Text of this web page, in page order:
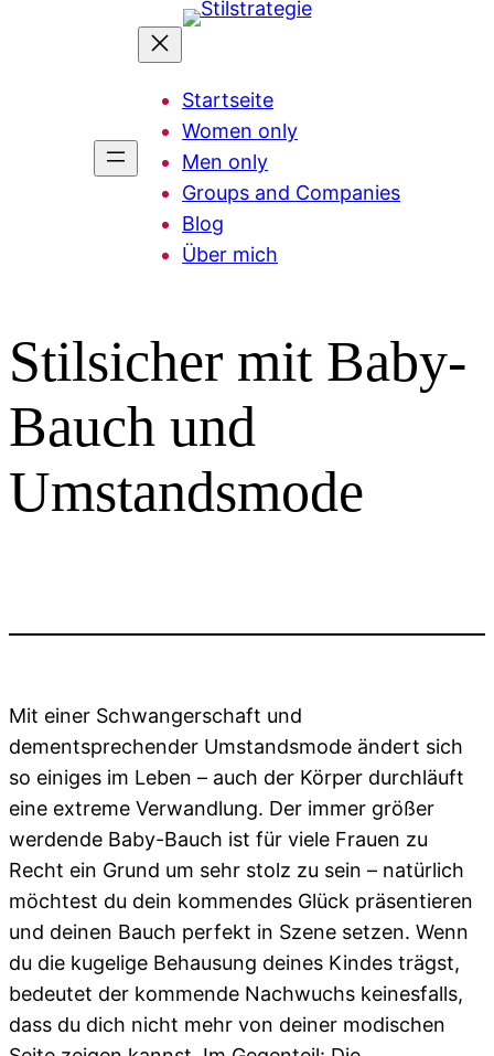
Startseite
Women only
Men only
Groups and Companies
Blog
Über mich
Stilsicher mit Baby-
Bauch und
Umstandsmode
Mit einer Schwangerschaft und
dementsprechender Umstandsmode ändert sich
so einiges im Leben – auch der Körper durchläuft
eine extreme Verwandlung. Der immer größer
werdende Baby-Bauch ist für viele Frauen zu
Recht ein Grund um sehr stolz zu sein – natürlich
möchtest du dein kommendes Glück präsentieren
und deinen Bauch perfekt in Szene setzen. Wenn
du die kugelige Behausung deines Kindes trägst,
bedeutet der kommende Nachwuchs keinesfalls,
dass du dich nicht mehr von deiner modischen